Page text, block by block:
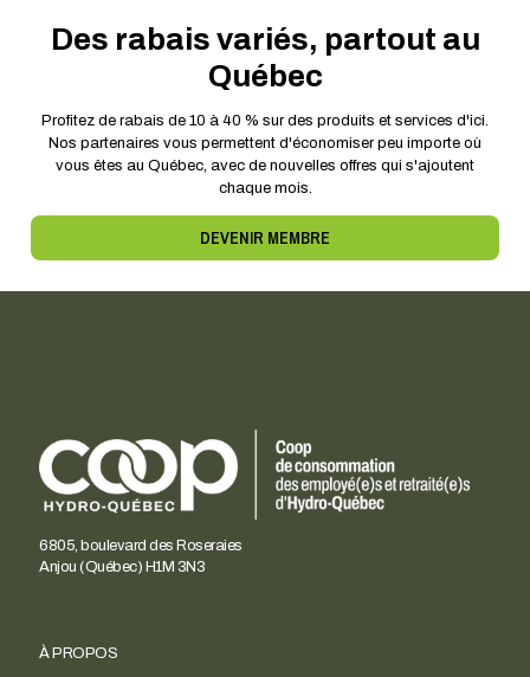
Des rabais variés, partout au
Québec
Profitez de rabais de 10 à 40 % sur des produits et services d'ici.
Nos partenaires vous permettent d'économiser peu importe où
vous êtes au Québec, avec de nouvelles offres qui s'ajoutent
chaque mois.
DEVENIR MEMBRE
6805, boulevard des Roseraies
Anjou (Québec) H1M 3N3
À PROPOS